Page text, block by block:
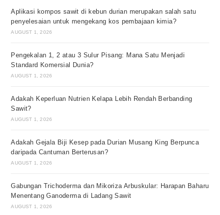
Aplikasi kompos sawit di kebun durian merupakan salah satu
penyelesaian untuk mengekang kos pembajaan kimia?
AUGUST 1, 2026
Pengekalan 1, 2 atau 3 Sulur Pisang: Mana Satu Menjadi
Standard Komersial Dunia?
AUGUST 1, 2026
Adakah Keperluan Nutrien Kelapa Lebih Rendah Berbanding
Sawit?
AUGUST 1, 2026
Adakah Gejala Biji Kesep pada Durian Musang King Berpunca
daripada Cantuman Berterusan?
AUGUST 1, 2026
Gabungan Trichoderma dan Mikoriza Arbuskular: Harapan Baharu
Menentang Ganoderma di Ladang Sawit
AUGUST 1, 2026